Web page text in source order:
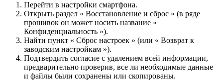
Перейти в настройки смартфона.
Открыть раздел « Восстановление и сброс » (в ряде
прошивок он может носить название «
Конфиденциальность »).
Найти пункт « Сброс настроек » (или « Возврат к
заводским настройкам »).
Подтвердить согласие с удалением всей информации,
предварительно проверив, все ли необходимые данные
и файлы были сохранены или скопированы.